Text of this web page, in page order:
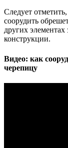
Следует
соорудить
других
конструкции.
Видео: как
черепицу